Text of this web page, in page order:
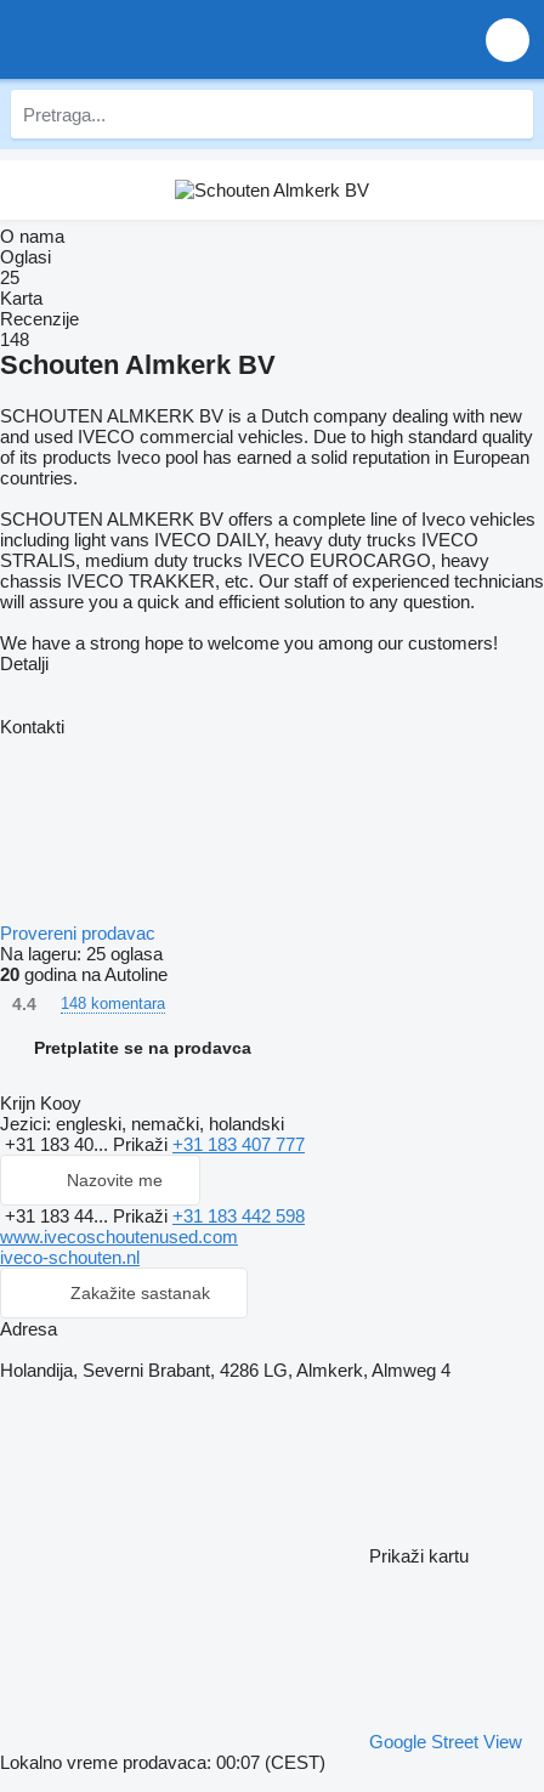
O nama
Oglasi
25
Karta
Recenzije
148
Schouten Almkerk BV
SCHOUTEN ALMKERK BV is a Dutch company dealing with new
and used IVECO commercial vehicles. Due to high standard quality
of its products Iveco pool has earned a solid reputation in European
countries.
SCHOUTEN ALMKERK BV offers a complete line of Iveco vehicles
including light vans IVECO DAILY, heavy duty trucks IVECO
STRALIS, medium duty trucks IVECO EUROCARGO, heavy
chassis IVECO TRAKKER, etc. Our staff of experienced technicians
will assure you a quick and efficient solution to any question.
We have a strong hope to welcome you among our customers!
Detalji
Kontakti
Provereni prodavac
Na lageru: 25 oglasa
20 godina na Autoline
4.4 148 komentara
Pretplatite se na prodavca
Krijn Kooy
Jezici: engleski, nemački, holandski
+31 183 40... Prikaži +31 183 407 777
Nazovite me
+31 183 44... Prikaži +31 183 442 598
www.ivecoschoutenused.com
iveco-schouten.nl
Zakažite sastanak
Adresa
Holandija, Severni Brabant, 4286 LG, Almkerk, Almweg 4
Prikaži kartu
Google Street View
Lokalno vreme prodavaca: 00:07 (CEST)